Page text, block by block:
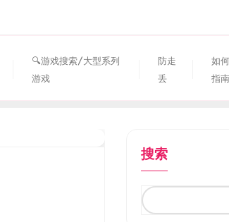
🔍游戏搜索/大型系列
游戏
防走
丢
如
指南
搜索